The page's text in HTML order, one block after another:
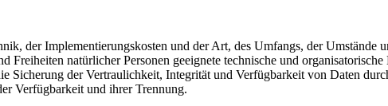
der Implementierungskosten und der Art, des Umfangs, der Umstände
natürlicher Personen geeignete technische und
Sicherung der Vertraulichkeit, Integrität und Verfügbarkeit von Daten
Verfügbarkeit und ihrer Trennung.